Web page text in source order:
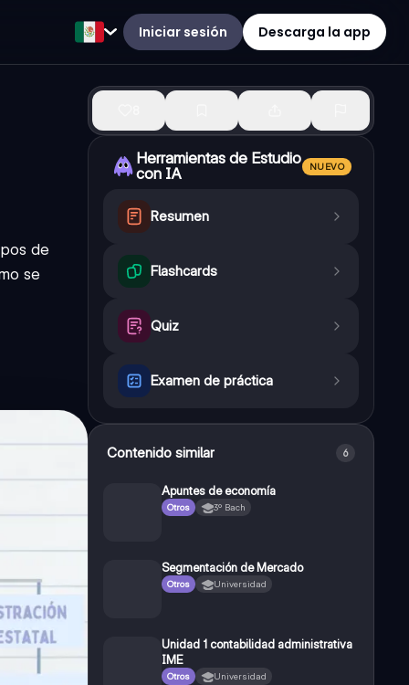
Iniciar sesión Descarga la app
de
se
Herramientas de Estudio
con IA
NUEVO
Resumen
Flashcards
Quiz
Examen de práctica
Contenido similar 6
Apuntes de economía
Otros 3º Bach
Segmentación de Mercado
Otros Universidad
Unidad 1 contabilidad administrativa
IME
Otros Universidad